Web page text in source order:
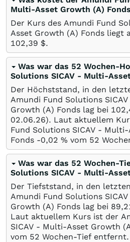
Multi-Asset Growth (A)
Der Kurs des Amundi Fund
Asset Growth (A) Fonds liegt
102,39 $.
Was war das 52 Wochen-
Solutions SICAV - Multi-
Der Höchststand, in den
Amundi Fund Solutions
Growth (A) Fonds lag bei
02.06.26). Laut aktuellem
Fund Solutions SICAV -
Fonds -0,02 % vom 52
Was war das 52 Wochen-
Solutions SICAV - Multi-
Der Tiefststand, in den
Amundi Fund Solutions
Growth (A) Fonds lag bei
Laut aktuellem Kurs ist der
SICAV - Multi-Asset Growth
vom 52 Wochen-Tief entfernt.